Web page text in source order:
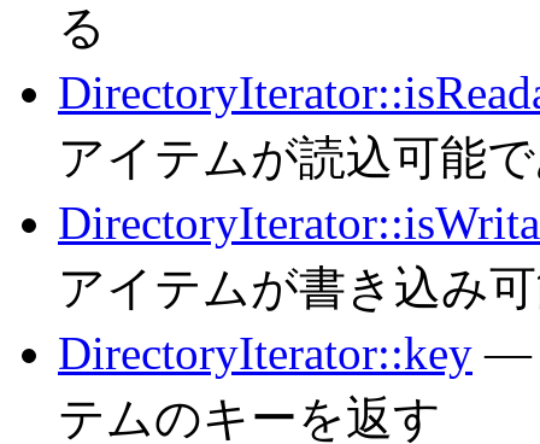
る
アイテムが読込可能
アイテムが書き込み
DirectoryIterator::key —
テムのキーを返す